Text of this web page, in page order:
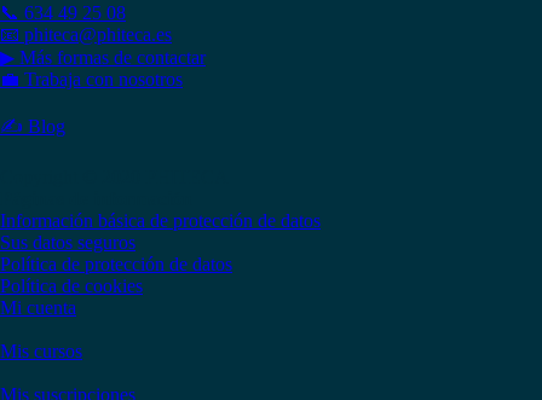
📞 634 49 25 08
📧 phiteca@phiteca.es
▶ Más formas de contactar
💼 Trabaja con nosotros
✍ Blog
Información básica de protección de datos
Sus datos seguros
Política de protección de datos
Política de cookies
Mi cuenta
Mis cursos
Mis suscripciones